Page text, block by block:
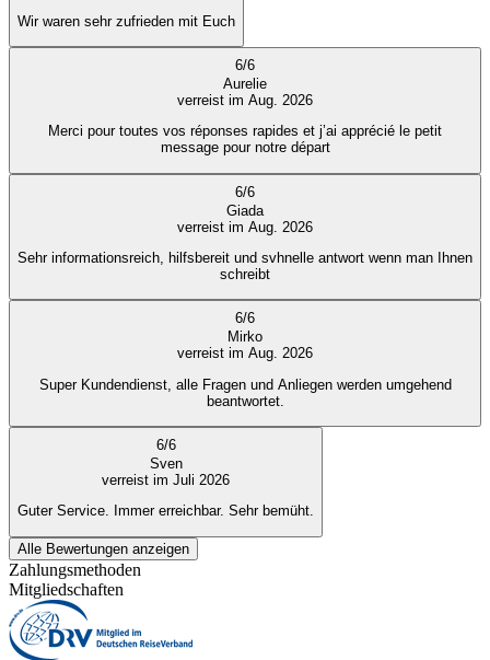
Wir waren sehr zufrieden mit Euch
6/6
Aurelie
verreist im Aug. 2026
Merci pour toutes vos réponses rapides et j’ai apprécié le petit
message pour notre départ
6/6
Giada
verreist im Aug. 2026
Sehr informationsreich, hilfsbereit und svhnelle antwort wenn man Ihnen
schreibt
6/6
Mirko
verreist im Aug. 2026
Super Kundendienst, alle Fragen und Anliegen werden umgehend
beantwortet.
6/6
Sven
verreist im Juli 2026
Guter Service. Immer erreichbar. Sehr bemüht.
Alle Bewertungen anzeigen
Zahlungsmethoden
Mitgliedschaften